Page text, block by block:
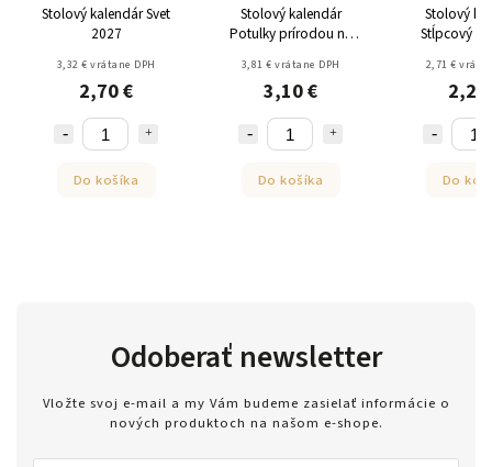
Stolový kalendár Svet
2027
3,32 € vrátane DPH
2,70 €
Do košíka
Stolový kalendár
Potulky prírodou na
3,81 € vrátane DPH
3,10 €
Do košíka
Stolový
Stĺpcový s
2,71 €
2,20
Do
Odoberať newsletter
Vložte svoj e-mail a my Vám budeme zasielať informácie o
nových produktoch na našom e-shope.